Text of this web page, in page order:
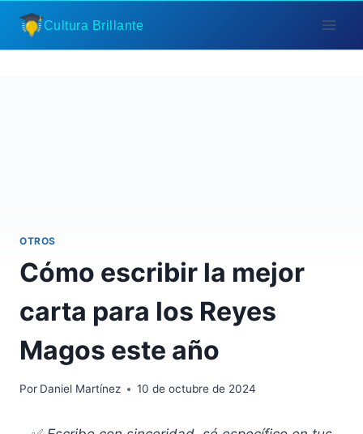
Saltar
contenido
Cultura Brillante
OTROS
Cómo escribir la mejor
carta para los Reyes
Magos este año
Por Daniel Martínez 10 de octubre de 2024